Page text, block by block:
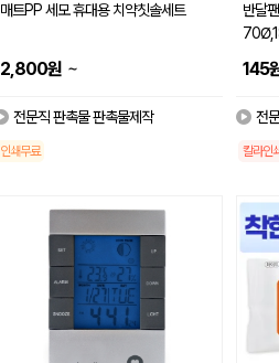
매트PP 세모 휴대용 치약칫솔세트
2,800원 ~
전문직 판촉물 판촉물제작
인쇄무료
반달
145
전
칼라인